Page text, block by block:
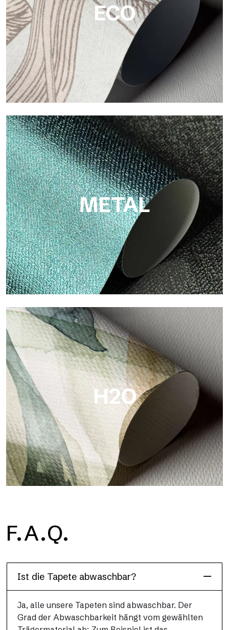
ECO
ECO
Eco von Tecnografica ist die ökologische Tapete aus
Zellulosefaser: nachhaltige Unterstützung, ohne PVC, mit
hellen Farben und hoher Qualität.
METAL
Metal
Metal ist die metallische Tapete von Tecnografica, mit
einzigartigen metallischen Reflexen, die Gold-, Silber-, Kupfer-
und satte Farben hervorheben.
H2O
H2O ist die wasserdichte Glasfaser-Badezimmertapete, ideal
für Duschkabinen und feuchte Umgebungen, mit hoher
F.A.Q.
Ist die Tapete abwaschbar?
Ja, alle unsere Tapeten sind abwaschbar. Der
Grad der Abwaschbarkeit hängt vom gewählten